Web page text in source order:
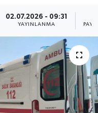
02.07.2026 - 09:31
YAYINLANMA